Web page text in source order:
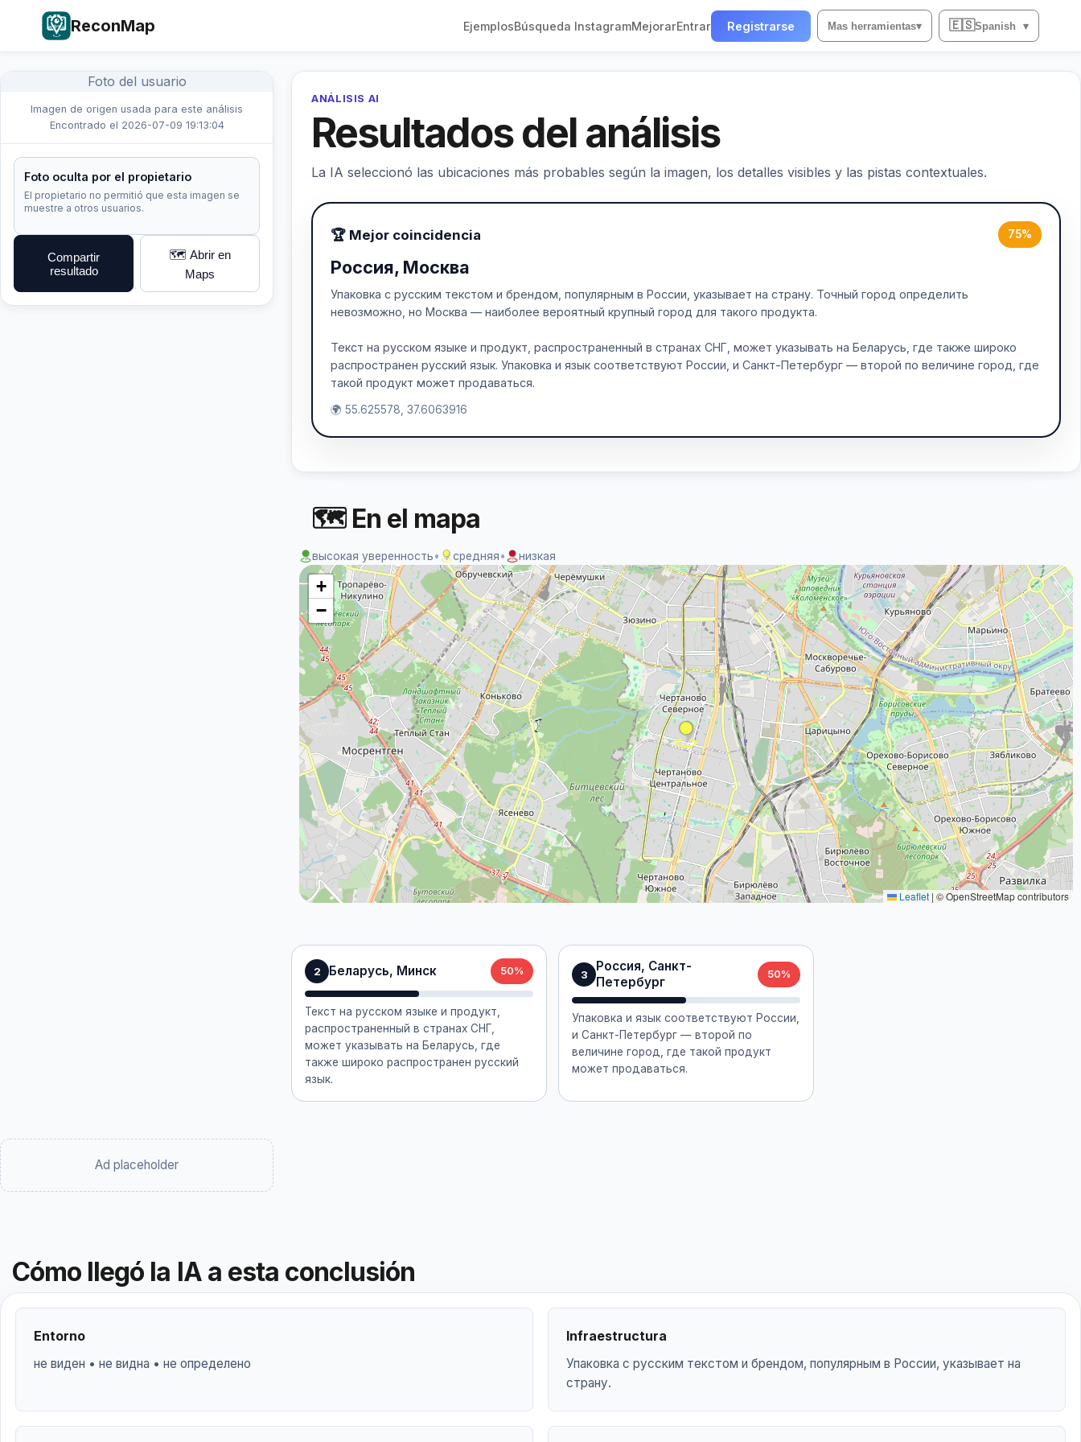
ReconMap EjemplosBúsqueda InstagramMejorarEntrar Registrarse Mas herramientas▾ 🇪🇸Spanish ▾
Foto del usuario
Imagen de origen usada para este análisis
Encontrado el 2026-07-09 19:13:04
Foto oculta por el propietario
El propietario no permitió que esta imagen se
muestre a otros usuarios.
Compartir
resultado
🗺️ Abrir en
Maps
ANÁLISIS AI
Resultados del análisis
La IA seleccionó las ubicaciones más probables según la imagen, los detalles visibles y las pistas contextuales.
🏆 Mejor coincidencia 75%
Россия, Москва
Упаковка с русским текстом и брендом, популярным в России, указывает на страну. Точный город определить
невозможно, но Москва — наиболее вероятный крупный город для такого продукта.
Текст на русском языке и продукт, распространенный в странах СНГ, может указывать на Беларусь, где также широко
распространен русский язык. Упаковка и язык соответствуют России, и Санкт-Петербург — второй по величине город, где
такой продукт может продаваться.
🌍 55.625578, 37.6063916
2 Беларусь, Минск 50%
Текст на русском языке и продукт,
распространенный в странах СНГ,
может указывать на Беларусь, где
также широко распространен русский
язык.
3
Россия, Санкт-
Петербург
50%
Упаковка и язык соответствуют России,
и Санкт-Петербург — второй по
величине город, где такой продукт
может продаваться.
Ad placeholder
🗺 En el mapa
высокая уверенность• средняя• низкая
+
−
Leaflet | © OpenStreetMap contributors
Cómo llegó la IA a esta conclusión
Entorno
не виден • не видна • не определено
Infraestructura
Упаковка с русским текстом и брендом, популярным в России, указывает на
страну.